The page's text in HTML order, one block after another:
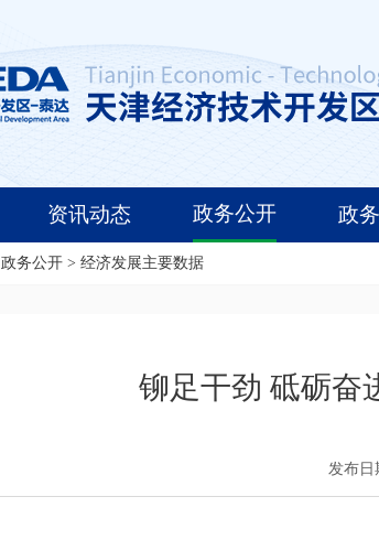
资讯动态 政务公开 政
政务公开 > 经济发展主要数据
铆足干劲 砥砺奋
发布日